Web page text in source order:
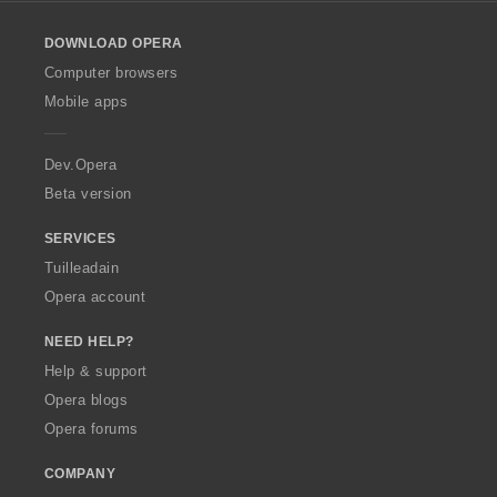
w
O
p
a
DOWNLOAD OPERA
Computer browsers
Mobile apps
Dev.Opera
Beta version
SERVICES
Tuilleadain
Opera account
NEED HELP?
Help & support
Opera blogs
Opera forums
COMPANY